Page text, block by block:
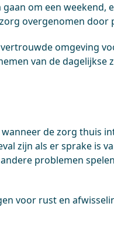
om een weekend,
overgenomen door
omgeving
van de dagelijkse
de zorg thuis
zijn als er sprake is
problemen
voor rust en